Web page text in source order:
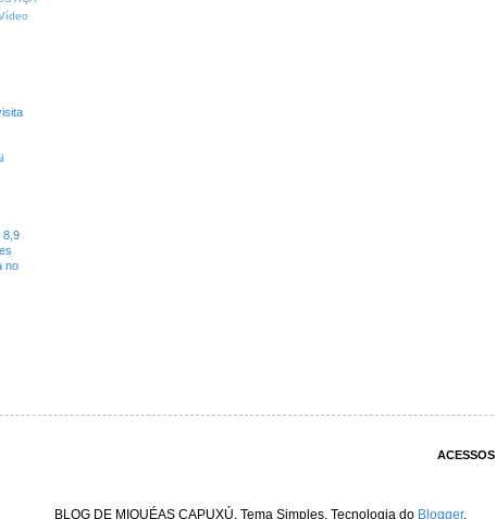
8,9
no
ACESSOS
BLOG DE MIQUÉAS CAPUXÚ. Tema Simples. Tecnologia do Blogger.